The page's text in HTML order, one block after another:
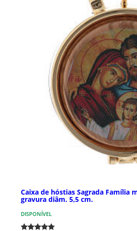
Caixa de hóstias Sagrada Família
gravura diâm. 5,5 cm.
DISPONÍVEL